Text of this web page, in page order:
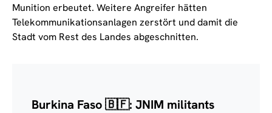
Munition erbeutet. Weitere Angreifer hätten
Telekommunikationsanlagen zerstört und damit die
Stadt vom Rest des Landes abgeschnitten.
Burkina Faso 🇧🇫: JNIM militants